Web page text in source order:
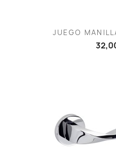
JUEGO